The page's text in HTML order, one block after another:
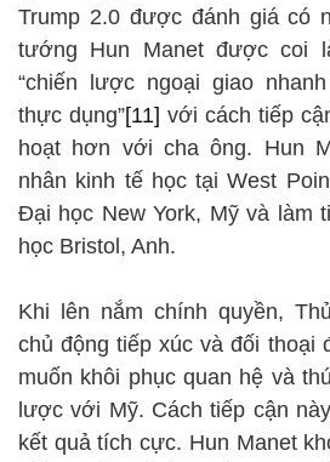
Trump 2.0 được đánh giá có
tướng Hun Manet được coi
“chiến lược ngoại giao
thực dụng”[11] với cách tiếp
hoạt hơn với cha ông. Hun
nhân kinh tế học tại West
Đại học New York, Mỹ và làm
học Bristol, Anh.
Khi lên nắm chính quyền,
chủ động tiếp xúc và đối thoại
muốn khôi phục quan hệ và
lược với Mỹ. Cách tiếp cận
kết quả tích cực. Hun Manet